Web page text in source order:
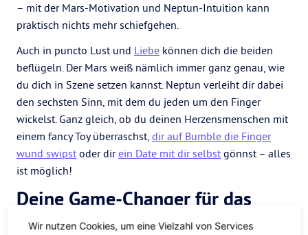
– mit der Mars-Motivation und Neptun-Intuition kann
praktisch nichts mehr schiefgehen.
Auch in puncto Lust und Liebe können dich die beiden
beflügeln. Der Mars weiß nämlich immer ganz genau, wie
du dich in Szene setzen kannst. Neptun verleiht dir dabei
den sechsten Sinn, mit dem du jeden um den Finger
wickelst. Ganz gleich, ob du deinen Herzensmenschen mit
einem fancy Toy überraschst, dir auf Bumble die Finger
wund swipst oder direin Date mit dir selbst gönnst – alles
ist möglich!
Deine Game-Changer für das
Mars-Neptun-Quadrat
Wir nutzen Cookies, um eine Vielzahl von Services